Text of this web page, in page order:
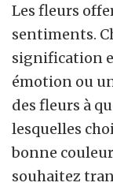
Les fleurs
sentiments.
signification
émotion ou
des fleurs à
lesquelles
bonne
souhaitez